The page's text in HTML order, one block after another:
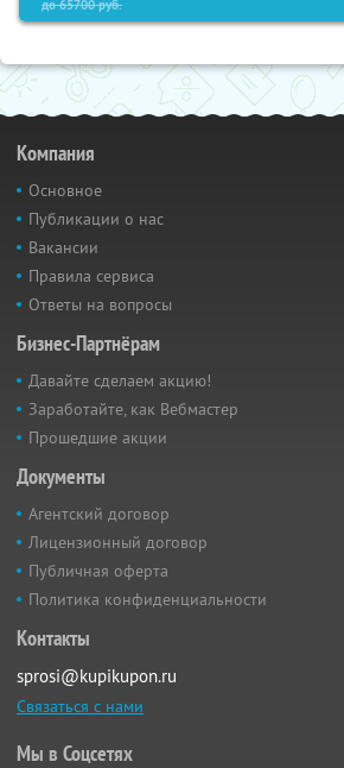
до65700руб.
Компания
Основное
Публикации о нас
Вакансии
Правила сервиса
Ответы на вопросы
Бизнес-Партнёрам
Давайте сделаем акцию!
Заработайте, как Вебмастер
Прошедшие акции
Документы
Агентский договор
Лицензионный договор
Публичная оферта
Политика конфиденциальности
Контакты
sprosi@kupikupon.ru
Связаться с нами
Мы в Соцсетях